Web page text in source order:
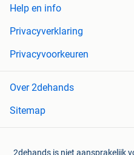
Help en info
Privacyverklaring
Privacyvoorkeuren
Over 2dehands
Sitemap
2dehands is niet aansprakelijk